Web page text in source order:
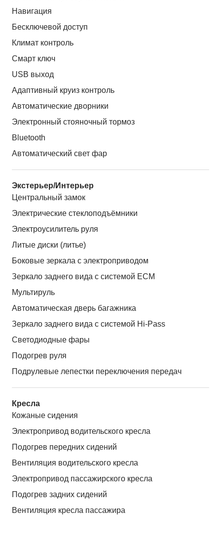
Навигация
Бесключевой доступ
Климат контроль
Смарт ключ
USB выход
Адаптивный круиз контроль
Автоматические дворники
Электронный стояночный тормоз
Bluetooth
Автоматический свет фар
Экстерьер/Интерьер
Центральный замок
Электрические стеклоподъёмники
Электроусилитель руля
Литые диски (литье)
Боковые зеркала с электроприводом
Зеркало заднего вида с системой ЕСМ
Мультируль
Автоматическая дверь багажника
Зеркало заднего вида с системой Hi-Pass
Светодиодные фары
Подогрев руля
Подрулевые лепестки переключения передач
Кресла
Кожаные сидения
Электропривод водительского кресла
Подогрев передних сидений
Вентиляция водительского кресла
Электропривод пассажирского кресла
Подогрев задних сидений
Вентиляция кресла пассажира